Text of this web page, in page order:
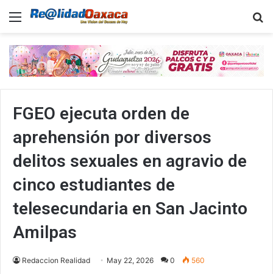
Menu
FGEO ejecuta orden de
aprehensión por diversos
delitos sexuales en agravio de
cinco estudiantes de
telesecundaria en San Jacinto
Amilpas
Redaccion Realidad May 22, 2026 0 560